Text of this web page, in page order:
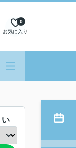
お気に入り
0
い